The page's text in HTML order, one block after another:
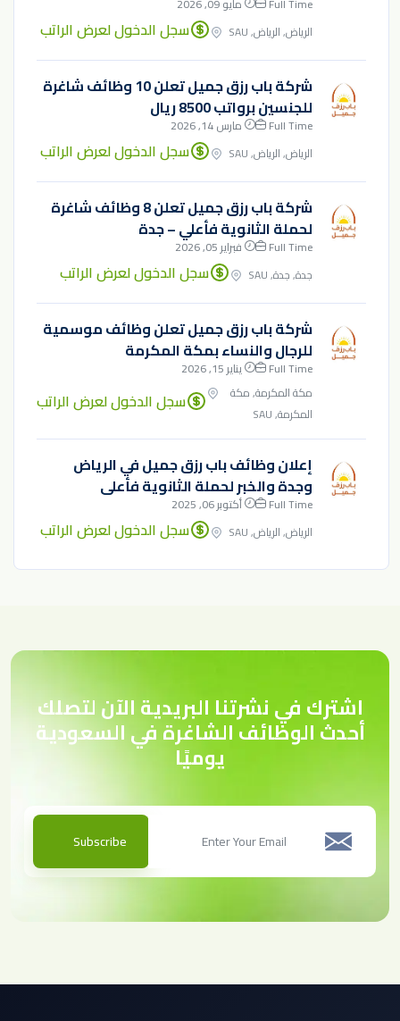
الرياض, الرياض, SAU
سجل الدخول لعرض الراتب
شركة باب رزق جميل تعلن 10 وظائف شاغرة
للجنسين برواتب 8500 ريال
Full Time
مارس 14, 2026
الرياض, الرياض, SAU
سجل الدخول لعرض الراتب
شركة باب رزق جميل تعلن 8 وظائف شاغرة
لحملة الثانوية فأعلي – جدة
Full Time
فبراير 05, 2026
جدة, جدة, SAU
سجل الدخول لعرض الراتب
شركة باب رزق جميل تعلن وظائف موسمية
للرجال والنساء بمكة المكرمة
Full Time
يناير 15, 2026
مكة المكرمة, مكة
المكرمة, SAU
سجل الدخول لعرض الراتب
إعلان وظائف باب رزق جميل في الرياض
وجدة والخبر لحملة الثانوية فأعلى
Full Time
أكتوبر 06, 2025
الرياض, الرياض, SAU
سجل الدخول لعرض الراتب
اشترك في نشرتنا البريدية الآن لتصلك
أحدث الوظائف الشاغرة في السعودية
يوميًا
Subscribe